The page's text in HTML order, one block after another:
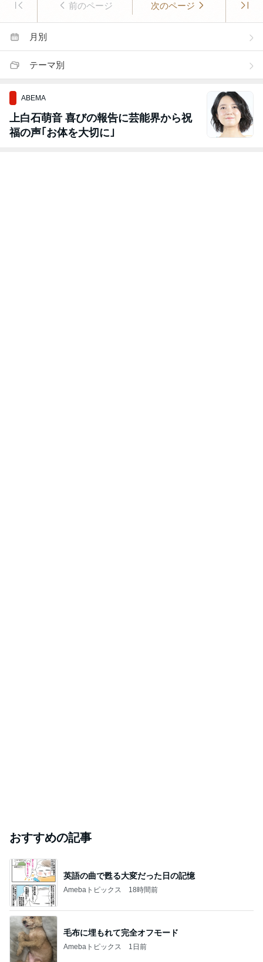
前のページ 次のページ
月別
テーマ別
ABEMA
上白石萌音 喜びの報告に芸能界から祝
福の声｢お体を大切に｣
おすすめの記事
英語の曲で甦る大変だった日の記憶
Amebaトピックス 18時間前
毛布に埋もれて完全オフモード
Amebaトピックス 1日前